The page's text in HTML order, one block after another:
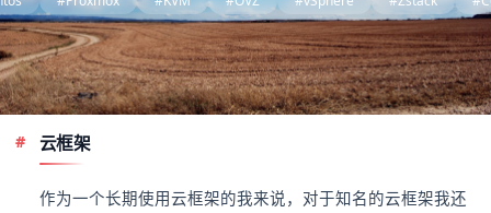
云框架
作为一个长期使用云框架的我来说，对于知名的云框架我还